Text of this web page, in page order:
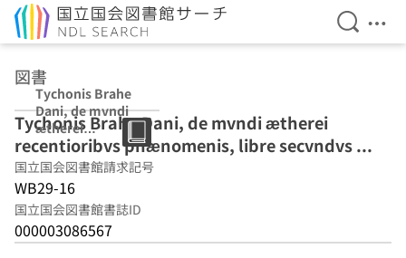
検索を
メ
図書
Tychonis Brahe
Dani, de mvndi
ætherei
recentioribvs
phænomenis,
libre secvndvs
...
Tychonis Brahe Dani, de mvndi ætherei
recentioribvs phænomenis, libre secvndvs ...
国立国会図書館請求記号
WB29-16
国立国会図書館書誌ID
000003086567